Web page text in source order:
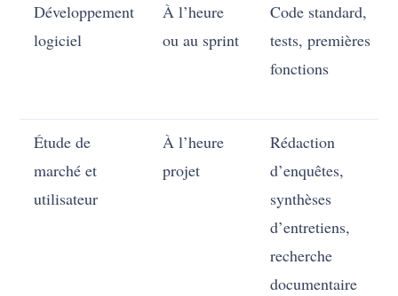
Développement
logiciel
À l’heure
ou au sprint
Code standard,
tests, premières
fonctions
Étude de
marché et
utilisateur
À l’heure
projet
Rédaction
d’enquêtes,
synthèses
d’entretiens,
recherche
documentaire